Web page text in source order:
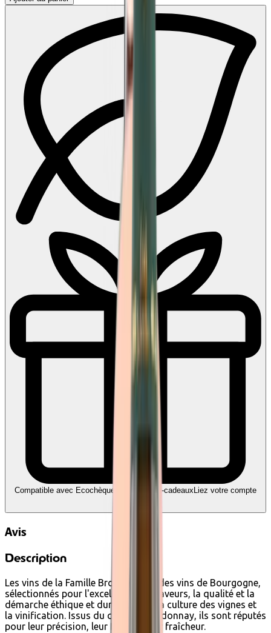
Compatible avec Ecochèques et Chèques-cadeaux Liez votre compte
Avis
Description
Les vins de la Famille Brocard sont des vins de Bourgogne,
sélectionnés pour l'excellence des saveurs, la qualité et la
démarche éthique et durable dans la culture des vignes et
la vinification. Issus du cépage Chardonnay, ils sont réputés
pour leur précision, leur force et leur fraîcheur.